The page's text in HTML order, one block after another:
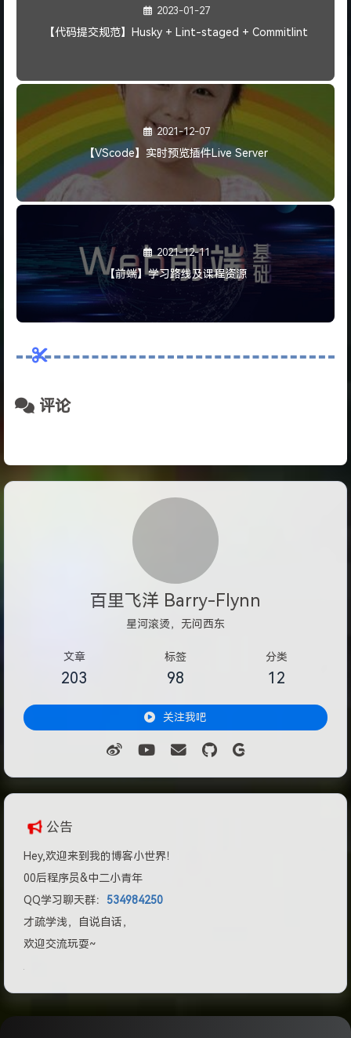
2023-01-27
【代码提交规范】Husky + Lint-staged + Commitlint
2021-12-07
【VScode】实时预览插件Live Server
2021-12-11
【前端】学习路线及课程资源
评论
百里飞洋 Barry-Flynn
星河滚烫，无问西东
文章
203
标签
98
分类
12
关注我吧
公告
Hey,欢迎来到我的博客小世界！
00后程序员&中二小青年
QQ学习聊天群： 534984250
才疏学浅，自说自话，
欢迎交流玩耍~